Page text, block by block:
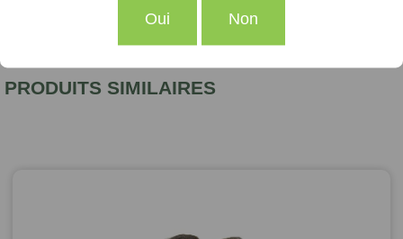
PRODUITS SIMILAIRES
Oui Non